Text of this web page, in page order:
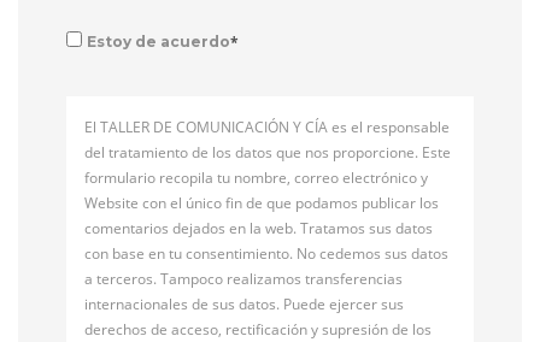
Estoy de acuerdo*
El TALLER DE COMUNICACIÓN Y CÍA es el responsable
del tratamiento de los datos que nos proporcione. Este
formulario recopila tu nombre, correo electrónico y
Website con el único fin de que podamos publicar los
comentarios dejados en la web. Tratamos sus datos
con base en tu consentimiento. No cedemos sus datos
a terceros. Tampoco realizamos transferencias
internacionales de sus datos. Puede ejercer sus
derechos de acceso, rectificación y supresión de los